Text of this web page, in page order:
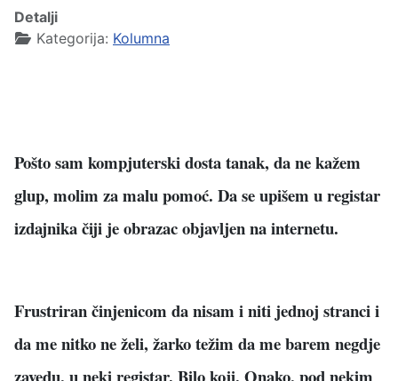
Detalji
Kategorija: Kolumna
Pošto sam kompjuterski dosta tanak, da ne kažem
glup, molim za malu pomoć. Da se upišem u registar
izdajnika čiji je obrazac objavljen na internetu.
Frustriran činjenicom da nisam i niti jednoj stranci i
da me nitko ne želi, žarko težim da me barem negdje
zavedu, u neki registar. Bilo koji. Onako, pod nekim